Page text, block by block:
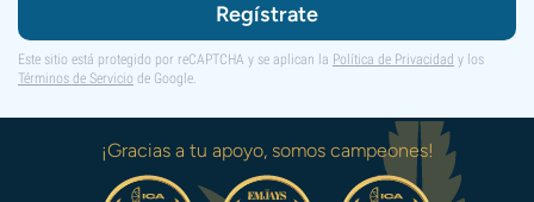
Regístrate
Este sitio está protegido por reCAPTCHA y se aplican la Política de Privacidad y los
Términos de Servicio de Google.
¡Gracias a tu apoyo, somos campeones!